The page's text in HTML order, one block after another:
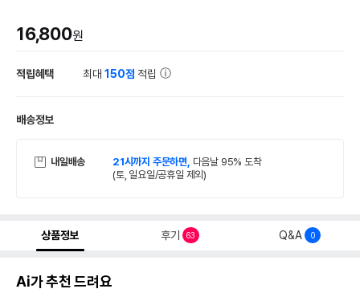
16,800원
적립혜택 최대150점 적립
배송정보
내일배송 21시까지 주문하면, 다음날 95% 도착
(토, 일요일/공휴일 제외)
상품정보 후기 63 Q&A 0
Ai가 추천 드려요